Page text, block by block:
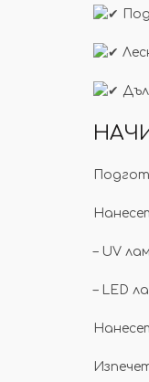
– UV
– LED